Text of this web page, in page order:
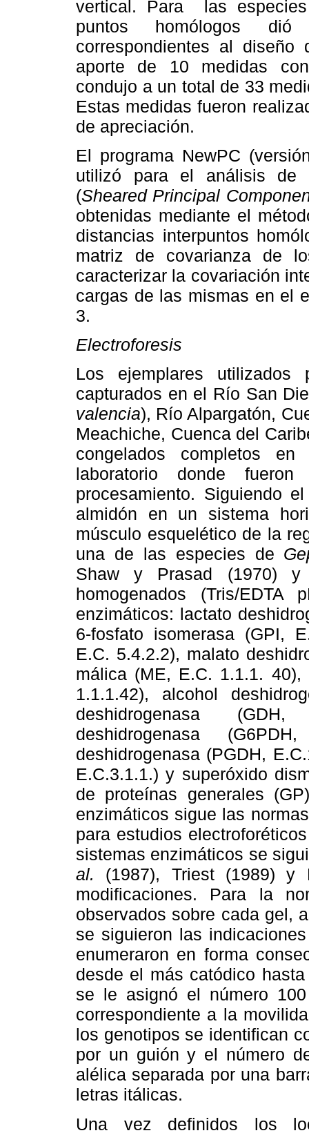
vertical. Para las
puntos homólogos
correspondientes al
aporte de 10 medidas
condujo a un total de 33
Estas medidas fueron
de apreciación.
El programa NewPC
utilizó para el análisis de
(Sheared Principal
obtenidas mediante el
distancias interpuntos
matriz de covarianza de
caracterizar la covariación
cargas de las mismas en el
3.
Electroforesis
Los ejemplares utilizados
capturados en el Río San
valencia), Río Alpargatón,
Meachiche, Cuenca del
congelados completos
laboratorio donde
procesamiento. Siguiendo
almidón en un sistema
músculo esquelético de la
una de las especies de
Shaw y Prasad (1970)
homogenados (Tris/
enzimáticos: lactato
6-fosfato isomerasa (GPI,
E.C. 5.4.2.2), malato
málica (ME, E.C. 1.1.1. 40),
1.1.1.42), alcohol
deshidrogenasa (GDH,
deshidrogenasa
deshidrogenasa (PGDH,
E.C.3.1.1.) y superóxido
de proteínas generales
enzimáticos sigue las
para estudios
sistemas enzimáticos se
al.
(1987), Triest (1989) y
modificaciones. Para la
observados sobre cada gel,
se siguieron las
enumeraron en forma
desde el más catódico
se le asignó el número
correspondiente a la
los genotipos se identifican
por un guión y el número
alélica separada por una
letras itálicas.
Una vez definidos los